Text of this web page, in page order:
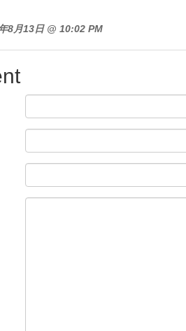
8月13日 @ 10:02 PM